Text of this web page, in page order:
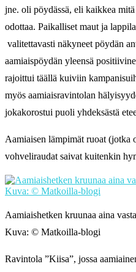
jne. oli pöydässä, eli kaikkea
odottaa. Paikalliset maut ja
valitettavasti näkyneet pöydän
aamiaispöydän yleensä
rajoittui täällä kuiviin
myös aamiaisravintolan
jokakorostui puoli yhdeksästä
Aamiaisen lämpimät ruoat (jotka
vohveliraudat saivat kuitenkin
Aamiaishetken kruunaa aina
Kuva: © Matkoilla-blogi
Ravintola ”Kiisa”, jossa